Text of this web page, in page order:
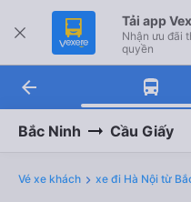
Tải app
Nhận ưu đãi
quyền
Tải app
-30k/ghế khi
arrow_back
Bắc Ninh Cầu Giấy
Vé xe khách xe đi Hà Nội từ